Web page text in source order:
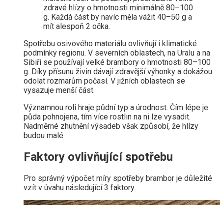
zdravé hlízy o hmotnosti minimálně 80–100
g. Každá část by navíc měla vážit 40–50 g a
mít alespoň 2 očka.
Spotřebu osivového materiálu ovlivňují i ​​klimatické
podmínky regionu. V severních oblastech, na Uralu a na
Sibiři se používají velké brambory o hmotnosti 80–100
g. Díky přísunu živin dávají zdravější výhonky a dokážou
odolat rozmarům počasí. V jižních oblastech se
vysazuje menší část.
Významnou roli hraje půdní typ a úrodnost. Čím lépe je
půda pohnojena, tím více rostlin na ni lze vysadit.
Nadměrné zhutnění výsadeb však způsobí, že hlízy
budou malé.
Faktory ovlivňující spotřebu
Pro správný výpočet míry spotřeby brambor je důležité
vzít v úvahu následující 3 faktory.